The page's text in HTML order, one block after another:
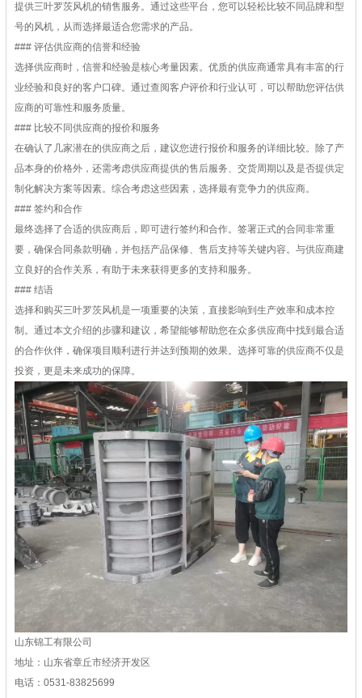
提供三叶罗茨风机的销售服务。通过这些平台，您可以轻松比较不同品牌和型
号的风机，从而选择最适合您需求的产品。
### 评估供应商的信誉和经验
选择供应商时，信誉和经验是核心考量因素。优质的供应商通常具有丰富的行
业经验和良好的客户口碑。通过查阅客户评价和行业认可，可以帮助您评估供
应商的可靠性和服务质量。
### 比较不同供应商的报价和服务
在确认了几家潜在的供应商之后，建议您进行报价和服务的详细比较。除了产
品本身的价格外，还需考虑供应商提供的售后服务、交货周期以及是否提供定
制化解决方案等因素。综合考虑这些因素，选择最有竞争力的供应商。
### 签约和合作
最终选择了合适的供应商后，即可进行签约和合作。签署正式的合同非常重
要，确保合同条款明确，并包括产品保修、售后支持等关键内容。与供应商建
立良好的合作关系，有助于未来获得更多的支持和服务。
### 结语
选择和购买三叶罗茨风机是一项重要的决策，直接影响到生产效率和成本控
制。通过本文介绍的步骤和建议，希望能够帮助您在众多供应商中找到最合适
的合作伙伴，确保项目顺利进行并达到预期的效果。选择可靠的供应商不仅是
投资，更是未来成功的保障。
山东锦工有限公司
地址：山东省章丘市经济开发区
电话：0531-83825699